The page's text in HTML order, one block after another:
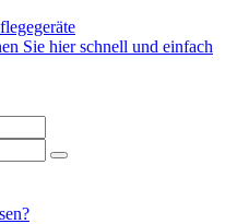
Sie hier schnell und einfach